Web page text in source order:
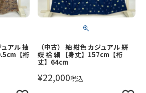
ュアル 抽
【裄
（中古） 紬 紺色 カジュアル 絣
蝶 袷 絹 【身丈】157cm【裄
丈】64cm
¥22,000税込